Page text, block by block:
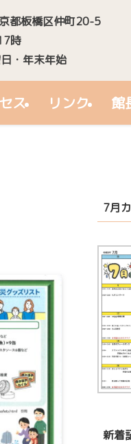
ス リンク 館
都板橋区仲町20-5
時
・年末年始
7月
新着